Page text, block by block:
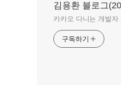
김용환 블로그
카카오 다니는 개발자
구독하기